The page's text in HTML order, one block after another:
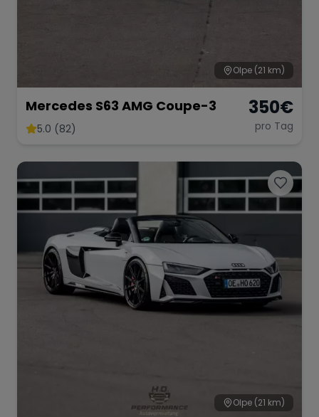
Olpe (21 km)
Mercedes S63 AMG Coupe-3
5.0 (82)
350€
pro Tag
Olpe (21 km)